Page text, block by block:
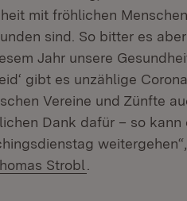
mit fröhlichen
sind. So bitter es
Jahr unsere
gibt es unzählige
Vereine und Zünfte
Dank dafür – so
Strobl